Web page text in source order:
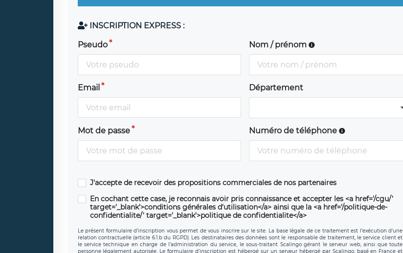
INSCRIPTION EXPRESS :
Pseudo Nom / prénom
Email Département
Mot de passe Numéro de téléphone
J'accepte de recevoir des propositions commerciales de nos partenaires
En cochant cette case, je reconnais avoir pris connaissance et accepter les <a href='/cgu/'
target='_blank'>conditions générales d'utilisation</a> ainsi que la <a href='/politique-de-
confidentialite/' target='_blank'>politique de confidentialite</a>
Le présent formulaire d’inscription vous permet de vous inscrire sur le site. La base légale de ce traitement est l’exécution d’une
relation contractuelle (article 6.1.b du RGPD). Les destinataires des données sont le responsable de traitement, le service client et
le service technique en charge de l’administration du service, le sous-traitant Scalingo gérant le serveur web, ainsi que toute
personne légalement autorisée. Le formulaire d’inscription est hébergé sur un serveur hébergé par Scalingo, basé en France et